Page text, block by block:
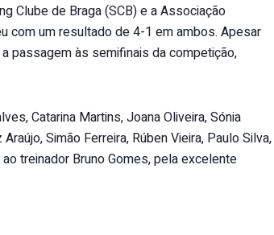
Clube de Braga (SCB) e a Associação
com um resultado de 4-1 em ambos. Apesar
passagem às semifinais da competição,
Catarina Martins, Joana Oliveira, Sónia
Simão Ferreira, Rúben Vieira, Paulo Silva,
treinador Bruno Gomes, pela excelente